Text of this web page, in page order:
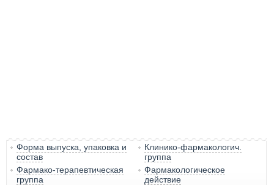
Форма выпуска, упаковка и
состав
Клинико-фармакологич.
группа
Фармако-терапевтическая
группа
Фармакологическое
действие